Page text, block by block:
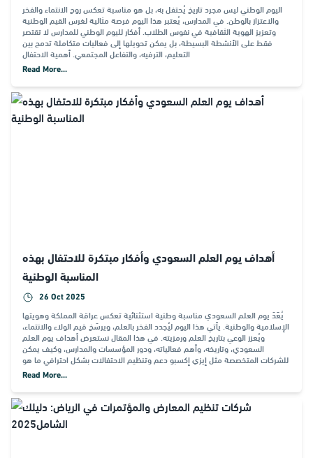
اليوم الوطني ليس مجرد تاريخ يُحتفل به، بل هو مناسبة تعكس روح الانتماء والفخر
والاعتزاز بالوطن. في المدارس، يُعتبر هذا اليوم فرصة مثالية لغرس القيم الوطنية
وتعزيز الهوية الثقافية في نفوس الطلاب. أفكار لليوم الوطني للمدارس لا تقتصر
فقط على الأنشطة البسيطة، بل يمكن تحويلها إلى فعاليات متكاملة تدمج بين
التعليم، الترفيه، والتفاعل المجتمعي. أهمية الاحتفال
Read More...
أهداف يوم العلم السعودي وأفكار مبتكرة للاحتفال بهذه
المناسبة الوطنية
26 Oct 2025
يُعَدّ يوم العلم السعودي مناسبة وطنية استثنائية تعكس عراقة المملكة وهويتها
الإسلامية والوطنية. يأتي هذا اليوم ليُجدد الفخر بالعلم، ويرسّخ قيم الولاء والانتماء،
ويُعزز الوعي بتاريخ العلم ورمزيته. في هذا المقال نستعرض أهداف يوم العلم
السعودي، وتاريخه، وأهم فعالياته، ودور المؤسسات والمدارس، وكيف يمكن
للشركات المتخصصة مثل إيزي إكسبو دعم وتنظيم الاحتفالات بشكل احترافي ما هو
Read More...